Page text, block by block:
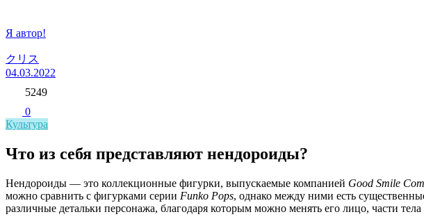
Я автор!
クリス
04.03.2022
5249
0
Культура
Что из себя представляют нендороиды?
Нендороиды — это коллекционные фигурки, выпускаемые компанией Good Smile
можно сравнить с фигурками серии Funko Pops, однако между ними есть
различные детальки персонажа, благодаря которым можно менять его лицо, части